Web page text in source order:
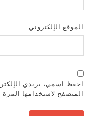
الموقع الإلكتروني
احفظ اسمي، بريدي
المتصفح لاستخدامها